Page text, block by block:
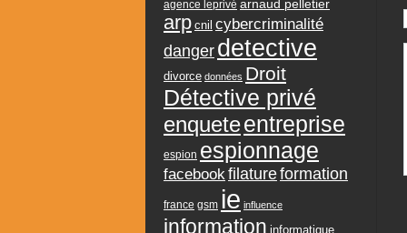
agence leprivé arnaud pelletier
arp cnil cybercriminalité
danger detective
divorce données Droit
Détective privé
enqueteentreprise
espion espionnage
facebookfilatureformation
france gsm ie influence
information informatique